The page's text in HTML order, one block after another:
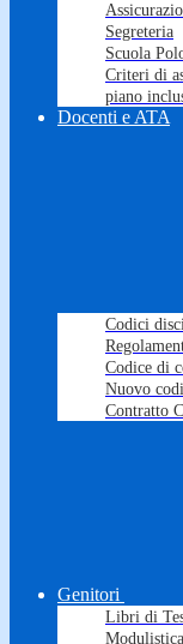
Segreteria
Scuola
Criteri di
piano
Docenti e ATA
Codici
Codice di
Nuovo
Contratto
Genitori
Libri di
Modulistica